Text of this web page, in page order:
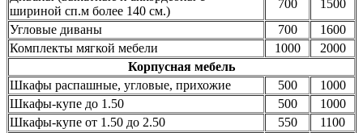
шириной сп.м более 140 см.)
700
1500
Угловые диваны
700
1600
Комплекты мягкой мебели
1000
2000
Корпусная мебель
Шкафы распашные, угловые, прихожие
500
1000
Шкафы-купе до 1.50
500
1000
Шкафы-купе от 1.50 до 2.50
550
1100